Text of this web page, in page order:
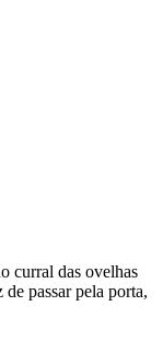
curral das ovelhas
de passar pela porta,